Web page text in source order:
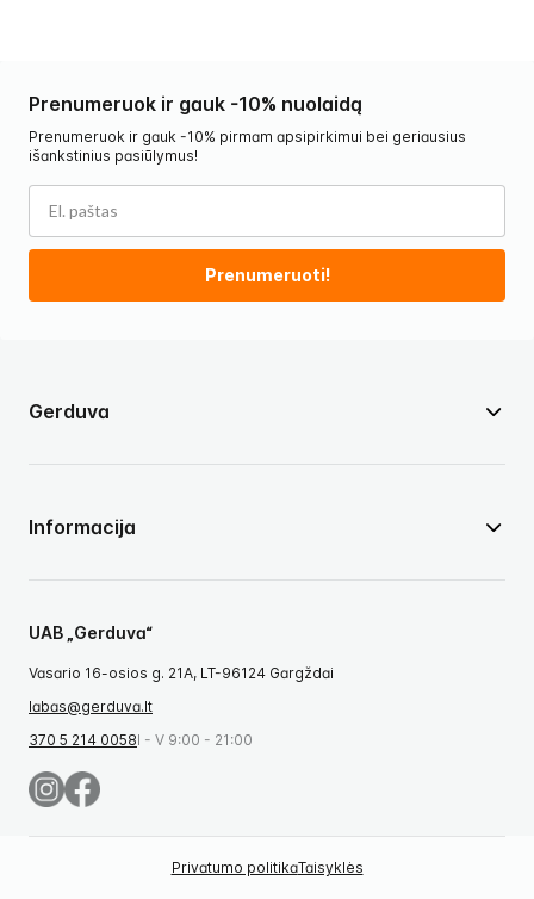
UAB „Gerduva“
Vasario 16-osios g. 21A, LT-96124 Gargždai
labas@gerduva.lt
370 5 214 0058I - V 9:00 - 21:00
Gerduva
Informacija
Prenumeruok ir gauk -10% nuolaidą
Prenumeruok ir gauk -10% pirmam apsipirkimui bei geriausius
išankstinius pasiūlymus!
Prenumeruoti!
Privatumo politikaTaisyklės